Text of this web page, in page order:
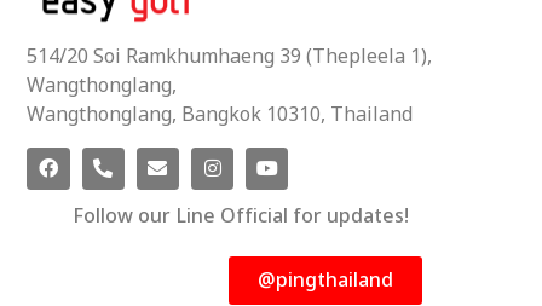
514/20 Soi Ramkhumhaeng 39 (Thepleela 1),
Wangthonglang,
Wangthonglang, Bangkok 10310, Thailand
Follow our Line Official for updates!
@pingthailand